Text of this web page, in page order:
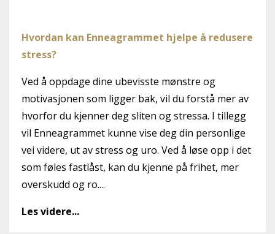
Hvordan kan Enneagrammet hjelpe å redusere
stress?
Ved å oppdage dine ubevisste mønstre og
motivasjonen som ligger bak, vil du forstå mer av
hvorfor du kjenner deg sliten og stressa. I tillegg
vil Enneagrammet kunne vise deg din personlige
vei videre, ut av stress og uro. Ved å løse opp i det
som føles fastlåst, kan du kjenne på frihet, mer
overskudd og ro....
Les videre...